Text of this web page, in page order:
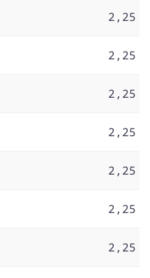
2,25
2,25
2,25
2,25
2,25
2,25
2,25